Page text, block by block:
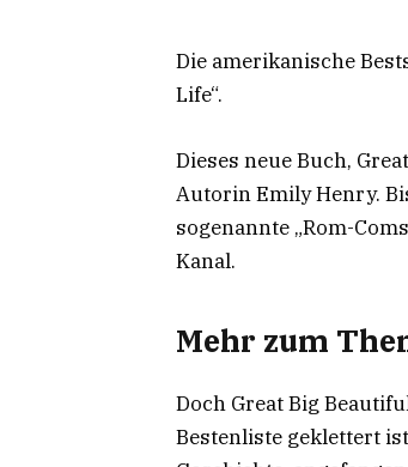
Die amerikanische
Life“.
Dieses neue Buch,
Autorin Emily Henry.
sogenannte „Rom-
Kanal.
Mehr zum
Doch Great Big
Bestenliste geklettert